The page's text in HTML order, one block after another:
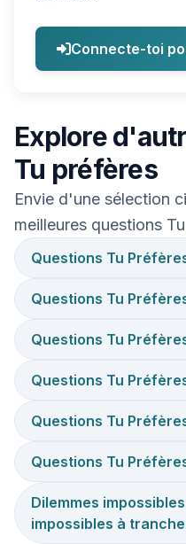
Connecte-toi
Explore
Tu préfères
Envie d'une sélection
meilleures questions
Questions Tu
Questions Tu
Questions Tu
Questions Tu
Questions Tu
Questions Tu
Dilemmes
impossibles à